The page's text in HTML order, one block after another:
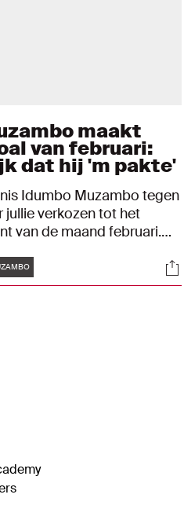
maakt
van februari:
dat hij 'm pakte'
Idumbo Muzambo tegen
jullie verkozen tot het
van de maand februari.
de Lasse Schöne
of the Month is powered by